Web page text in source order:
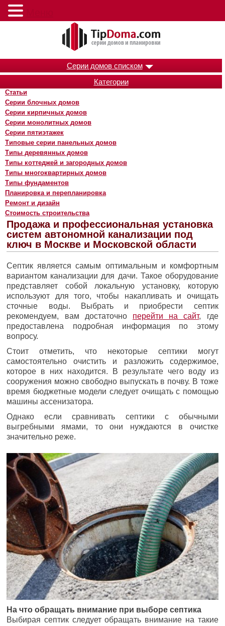
Серии домов списком
Категории
Статьи
Серии блочных домов
Серии кирпичных домов
Серии монолитных домов
Серии пятиэтажек
Типовые серии панельных домов
Типы деревянных домов
Типы коттеджей и загородных домов
Типы многоквартирных домов
Типы фундаментов
Планировка и перепланировка
Ремонт и дизайн
Стоимость строительства
Продажа и профессиональная установка
систем автономной канализации под
ключ в Москве и Московской области
Септик является самым оптимальным и комфортным
вариантом канализации для дачи. Такое оборудование
представляет собой локальную установку, которую
используют для того, чтобы накапливать и очищать
сточные воды. Выбрать и приобрести септик
рекомендуем, вам достаточно перейти на сайт, где
предоставлена подробная информация по этому
вопросу.
Стоит отметить, что некоторые септики могут
самостоятельно очистить и разложить содержимое,
которое в них находится. В результате чего воду из
сооружения можно свободно выпускать в почву. В тоже
время бюджетные модели следует очищать с помощью
машины ассенизатора.
Однако если сравнивать септики с обычными
выгребными ямами, то они нуждаются в очистке
значительно реже.
На что обращать внимание при выборе септика
Выбирая септик следует обращать внимание на такие